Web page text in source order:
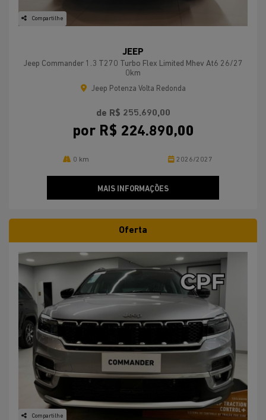
Compartilhe
JEEP
Jeep Commander 1.3 T270 Turbo Flex Limited Mhev At6 26/27
0km
Jeep Potenza Volta Redonda
de R$ 255.690,00
por R$ 224.890,00
0 km 2026/2027
MAIS INFORMAÇÕES
Oferta
Compartilhe